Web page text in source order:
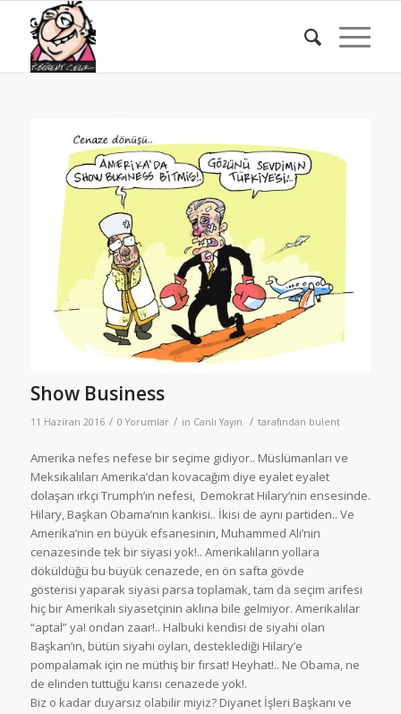
Show Business
11 Haziran 2016 / 0 Yorumlar / in Canlı Yayın / tarafından bulent
Amerika nefes nefese bir seçime gidiyor.. Müslümanları ve
Meksikalıları Amerika’dan kovacağım diye eyalet eyalet
dolaşan ırkçı Trumph’ın nefesi, Demokrat Hilary’nin ensesinde.
Hilary, Başkan Obama’nın kankisi.. İkisi de aynı partiden.. Ve
Amerika’nın en büyük efsanesinin, Muhammed Ali’nin
cenazesinde tek bir siyasi yok!.. Amerikalıların yollara
döküldüğü bu büyük cenazede, en ön safta gövde
gösterisi yaparak siyasi parsa toplamak, tam da seçim arifesi
hiç bir Amerikalı siyasetçinin aklına bile gelmiyor. Amerikalılar
“aptal” ya! ondan zaar!.. Halbuki kendisi de siyahi olan
Başkan’ın, bütün siyahi oyları, desteklediği Hilary’e
pompalamak için ne müthiş bir fırsat! Heyhat!.. Ne Obama, ne
de elinden tuttuğu karısı cenazede yok!.
Biz o kadar duyarsız olabilir miyiz? Diyanet İşleri Başkanı ve